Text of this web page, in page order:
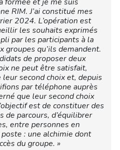
RIM. J’ai constitué mes
2024. L’opération est
les souhaits exprimés
par les participants à la
groupes qu’ils demandent.
de proposer deux
ne peut être satisfait,
second choix et, depuis
par téléphone auprès
que leur second choix
est de constituer des
de parcours, d’équilibrer
entre personnes en
: une alchimie dont
du groupe. »